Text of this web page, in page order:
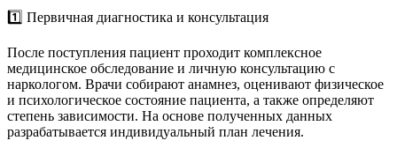
1️⃣ Первичная диагностика и консультация
После поступления пациент проходит комплексное
медицинское обследование и личную консультацию с
наркологом. Врачи собирают анамнез, оценивают физическое
и психологическое состояние пациента, а также определяют
степень зависимости. На основе полученных данных
разрабатывается индивидуальный план лечения.